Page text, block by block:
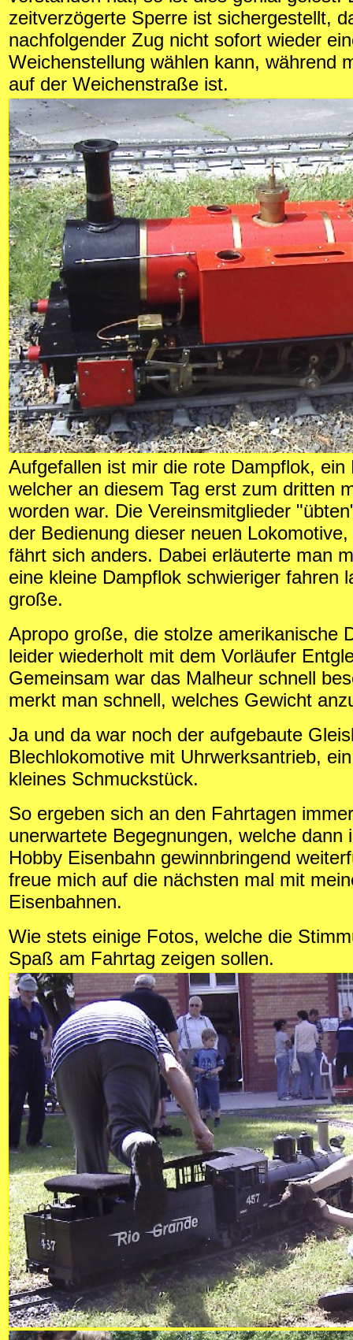
zeitverzögerte Sperre ist sichergestellt,
nachfolgender Zug nicht sofort wieder
Weichenstellung wählen kann, während
auf der Weichenstraße ist.
Aufgefallen ist mir die rote Dampflok, ein
welcher an diesem Tag erst zum dritten
worden war. Die Vereinsmitglieder
der Bedienung dieser neuen
fährt sich anders. Dabei erläuterte man
eine kleine Dampflok schwieriger fahren
große.
Apropo große, die stolze amerikanische
leider wiederholt mit dem Vorläufer
Gemeinsam war das Malheur schnell
merkt man schnell, welches Gewicht
Ja und da war noch der aufgebaute
Blechlokomotive mit Uhrwerksantrieb,
kleines Schmuckstück.
So ergeben sich an den Fahrtagen
unerwartete Begegnungen, welche dann
Hobby Eisenbahn gewinnbringend
freue mich auf die nächsten mal mit
Eisenbahnen.
Wie stets einige Fotos, welche die
Spaß am Fahrtag zeigen sollen.